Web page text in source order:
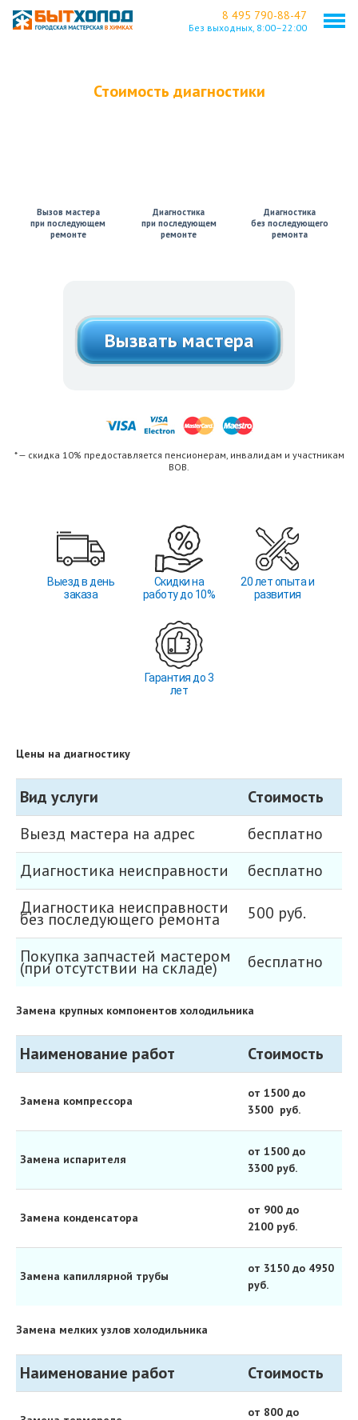
8 495 790-88-47
Без выходных, 8:00–22:00
Стоимость диагностики
Вызов мастера
при последующем
ремонте
Диагностика
при последующем
ремонте
Диагностика
без последующего
ремонта
Вызвать мастера
* — скидка 10% предоставляется пенсионерам, инвалидам и участникам
ВОВ.
Выезд в день
заказа
Скидки на
работу до 10%
20 лет опыта и
развития
Гарантия до 3
лет
Цены на диагностику
Вид услуги
Стоимость
Выезд мастера на адрес
бесплатно
Диагностика неисправности
бесплатно
Диагностика неисправности
без последующего ремонта 500 руб.
Покупка запчастей мастером
(при отсутствии на складе) бесплатно
Замена крупных компонентов холодильника
Наименование работ Стоимость
Замена компрессора
от 1500 до
3500 руб.
Замена испарителя
от 1500 до
3300 руб.
Замена конденсатора
от 900 до
2100 руб.
Замена капиллярной трубы
от 3150 до 4950
руб.
Замена мелких узлов холодильника
Наименование работ Стоимость
от 800 до